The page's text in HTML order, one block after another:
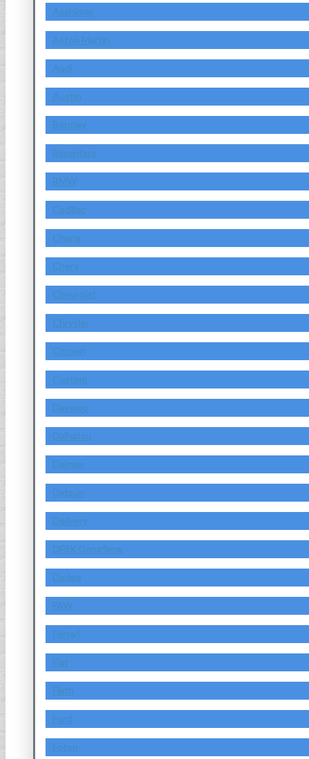
Asahimas
Aston Martin
Audi
Austin
Bentley
Bimantara
BMW
Cadillac
Chana
Chery
Chevrolet
Chrysler
Citroen
Custom
Daewoo
Daihatsu
Daimler
Datsun
Delivery
DFSK Dongfeng
Dodge
FAW
Ferrari
Fiat
Fiath
Ford
Foton